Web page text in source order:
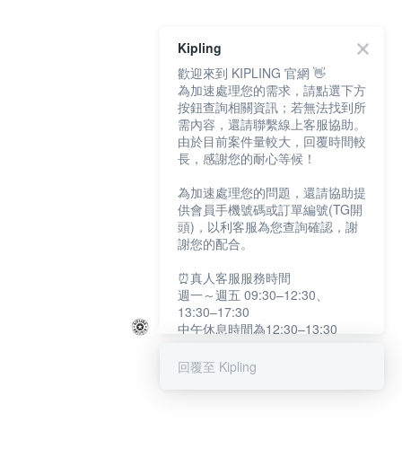
Kipling
歡迎來到 KIPLING 官網 👋
為加速處理您的需求，請點選下方
按鈕查詢相關資訊；若無法找到所
需內容，還請聯繫線上客服協助。
由於目前案件量較大，回覆時間較
長，感謝您的耐心等候！
為加速處理您的問題，還請協助提
供會員手機號碼或訂單編號(TG開
頭)，以利客服為您查詢確認，謝
謝您的配合。
⏰真人客服服務時間
週一～週五 09:30–12:30、
13:30–17:30
中午休息時間為12:30–13:30
提醒您：系統會自動已讀訊息，如
回覆至 Kipling